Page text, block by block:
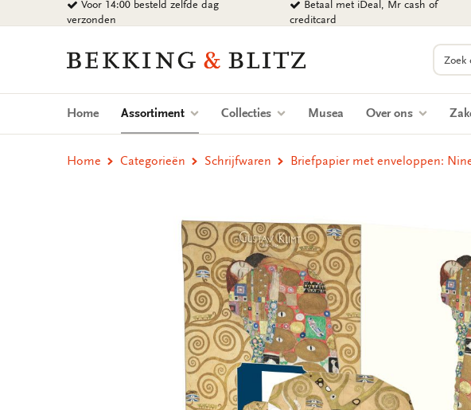
naar
Voor 14:00 besteld zelfde dag
verzonden
Betaal met iDeal, Mr cash of
creditcard
Bekking
Blitz
Uitgevers
Zoeken
Home Assortiment (current)Collecties Musea Over ons
Home Categorieën Schrijfwaren Briefpapier met enveloppen: